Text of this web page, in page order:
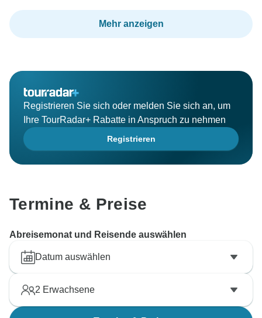
Mehr anzeigen
Registrieren Sie sich oder melden Sie sich an, um
Ihre TourRadar+ Rabatte in Anspruch zu nehmen
Registrieren
Termine & Preise
Abreisemonat und Reisende auswählen
Datum auswählen
2 Erwachsene